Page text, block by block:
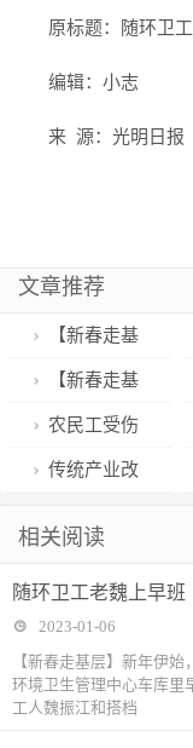
原标题：随环卫
编辑：小志
来 源：光明日报
文章推荐
【新春走基
层】随环卫工
老魏上早班
【新春走基
层·奋进新征
程】村干部变
尚
农民工受伤
寻赔偿 咸安民
传统产业改
快建设现代化
相关阅读
随环卫工老魏上早班
2023-01-06
【新春走基层】新年伊
环境卫生管理中心车库里
工人魏振江和搭档